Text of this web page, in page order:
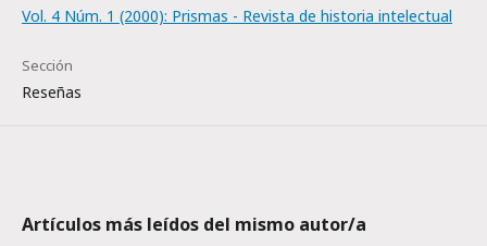
Vol. 4 Núm. 1 (2000): Prismas - Revista de historia intelectual
Sección
Reseñas
Artículos más leídos del mismo autor/a